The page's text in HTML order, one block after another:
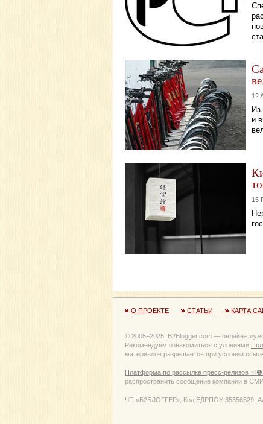
12
и
15
О ПРОЕКТЕ СТАТЬИ КАРТА
© 2005−2025, B2Blogger.com — онлайн-
Рекомендуем ознакомиться с уловиями
материалов разрешается при условии
Платформа по рассылке пресс-релизов
распространить сообщение компании в СМИ.
ЧП «Б2БЛОГГЕР», Код ЕДРПОУ 35356529.